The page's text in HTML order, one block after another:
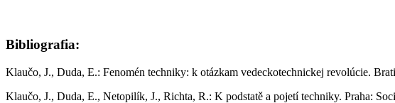
Bibliografia:
Klaučo, J., Duda, E.: Fenomén techniky: k otázkam vedeckotechnickej revolúcie.
Klaučo, J., Duda, E., Netopilík, J., Richta, R.: K podstatě a pojetí techniky. Praha: